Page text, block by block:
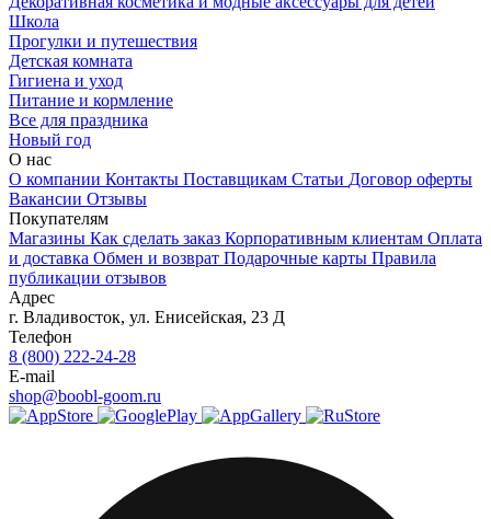
Школа
Прогулки и путешествия
Детская комната
Гигиена и уход
Питание и кормление
Все для праздника
Новый год
О нас
О компании Контакты Поставщикам Статьи Договор оферты
Вакансии Отзывы
Покупателям
Магазины Как сделать заказ Корпоративным клиентам Оплата
и доставка Обмен и возврат Подарочные карты Правила
публикации отзывов
Адрес
г. Владивосток, ул. Енисейская, 23 Д
Телефон
8 (800) 222-24-28
E-mail
shop@boobl-goom.ru